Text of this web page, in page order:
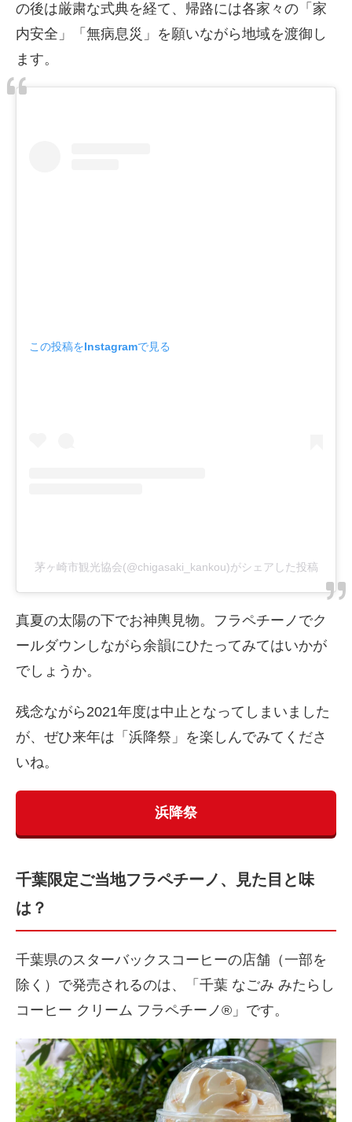
の後は厳粛な式典を経て、帰路には各家々の「家
内安全」「無病息災」を願いながら地域を渡御し
ます。
この投稿をInstagramで見る
茅ヶ崎市観光協会(@chigasaki_kankou)がシェアした投稿
真夏の太陽の下でお神輿見物。フラペチーノでク
ールダウンしながら余韻にひたってみてはいかが
でしょうか。
残念ながら2021年度は中止となってしまいました
が、ぜひ来年は「浜降祭」を楽しんでみてくださ
いね。
浜降祭
千葉限定ご当地フラペチーノ、見た目と味
は？
千葉県のスターバックスコーヒーの店舗（一部を
除く）で発売されるのは、「千葉 なごみ みたらし
コーヒー クリーム フラペチーノ®」です。